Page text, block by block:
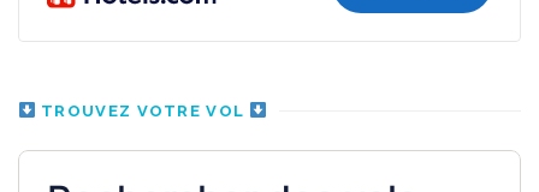
TROUVEZ VOTRE VOL